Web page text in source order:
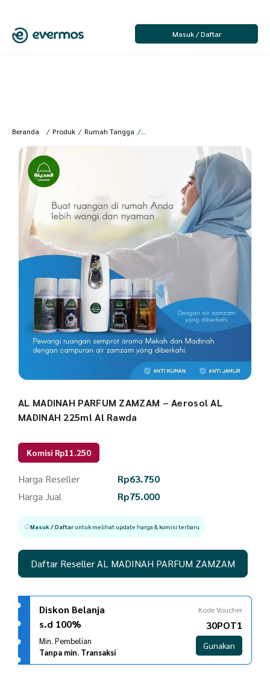
Masuk / Daftar
Beranda / Produk / Rumah Tangga / Perlengkapan Kebersihan
AL MADINAH PARFUM ZAMZAM – Aerosol AL
MADINAH 225ml Al Rawda
Komisi Rp11.250
Harga Reseller Rp63.750
Harga Jual
Rp75.000
Masuk / Daftaruntuk melihat update harga & komisi terbaru
Daftar Reseller AL MADINAH PARFUM ZAMZAM
Diskon Belanja
s.d 100%
Min. Pembelian
Tanpa min. Transaksi
Kode Voucher
30POT1
Gunakan